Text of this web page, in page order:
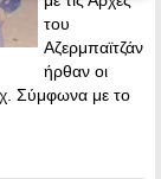
του
Αζερμπαϊτζάν
ήρθαν οι
Σύμφωνα με το